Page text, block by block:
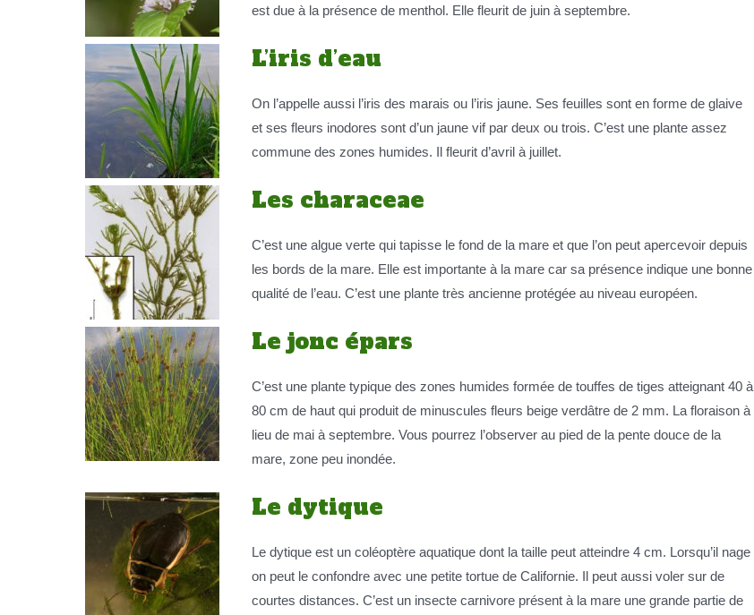
est due à la présence de menthol. Elle fleurit de juin à septembre.
L’iris d’eau
On l’appelle aussi l’iris des marais ou l’iris jaune. Ses feuilles sont en forme de glaive
et ses fleurs inodores sont d’un jaune vif par deux ou trois. C’est une plante assez
commune des zones humides. Il fleurit d’avril à juillet.
Les characeae
C’est une algue verte qui tapisse le fond de la mare et que l’on peut apercevoir depuis
les bords de la mare. Elle est importante à la mare car sa présence indique une bonne
qualité de l’eau. C’est une plante très ancienne protégée au niveau européen.
Le jonc épars
C’est une plante typique des zones humides formée de touffes de tiges atteignant 40 à
80 cm de haut qui produit de minuscules fleurs beige verdâtre de 2 mm. La floraison à
lieu de mai à septembre. Vous pourrez l’observer au pied de la pente douce de la
mare, zone peu inondée.
Le dytique
Le dytique est un coléoptère aquatique dont la taille peut atteindre 4 cm. Lorsqu’il nage
on peut le confondre avec une petite tortue de Californie. Il peut aussi voler sur de
courtes distances. C’est un insecte carnivore présent à la mare une grande partie de